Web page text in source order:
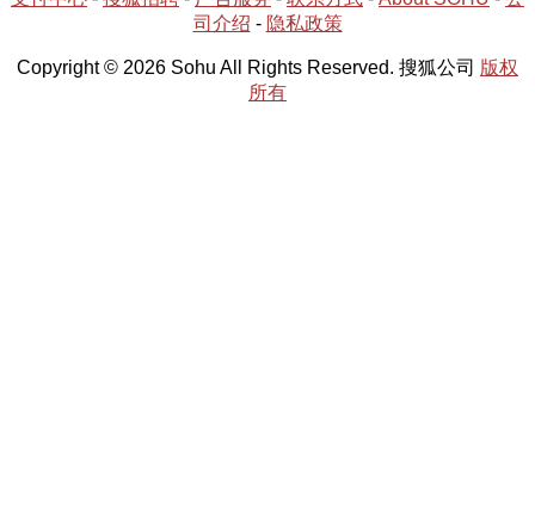
司介绍 - 隐私政策
Copyright © 2026 Sohu All Rights Reserved. 搜狐公司 版权
所有